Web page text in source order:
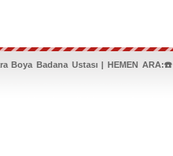
Boya Badana Ustası | HEMEN